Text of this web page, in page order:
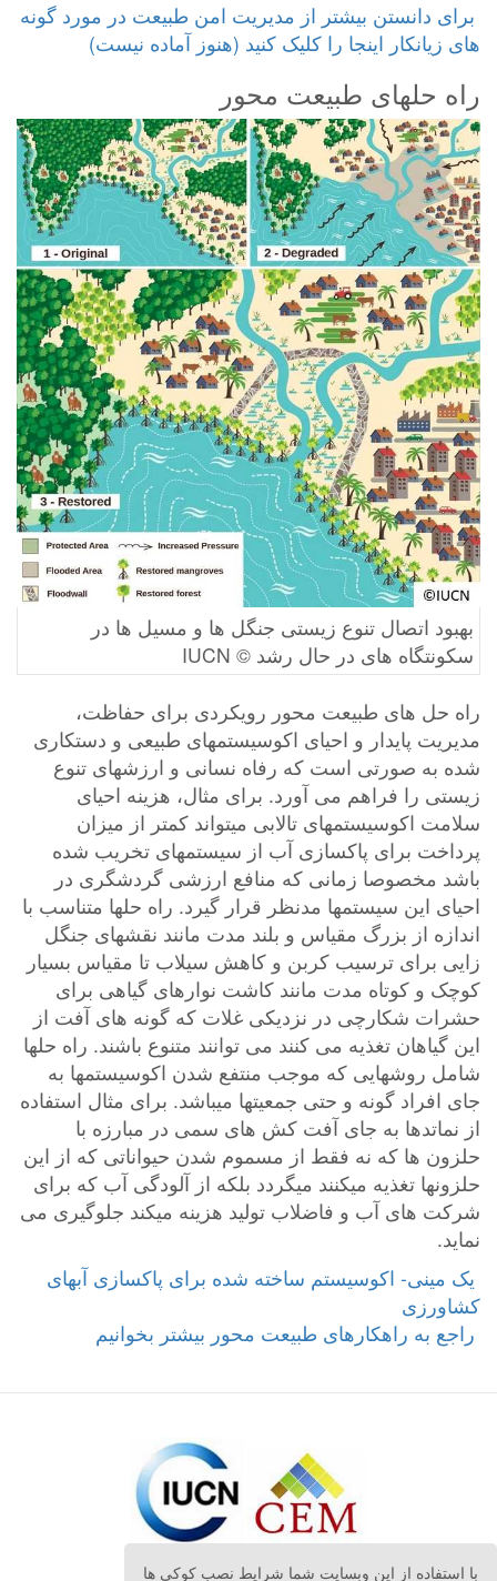
با استفاده از این وبسایت شما شرایط نصب کوکی ها
‎ برای دانستن بیشتر از مدیریت امن طبیعت در مورد گونه
های زیانکار اینجا را کلیک کنید (هنوز آماده نیست)
راه حلهای طبیعت محور
بهبود اتصال تنوع زیستی جنگل ها و مسیل ها در
سکونتگاه های در حال رشد © IUCN
راه حل های طبیعت محور رویکردی برای حفاظت،
مدیریت پایدار و احیای اکوسیستمهای طبیعی و دستکاری
شده به صورتی است که رفاه نسانی و ارزشهای تنوع
زیستی را فراهم می آورد. برای مثال، هزینه احیای
سلامت اکوسیستمهای تالابی میتواند کمتر از میزان
پرداخت برای پاکسازی آب از سیستمهای تخریب شده
باشد مخصوصا زمانی که منافع ارزشی گردشگری در
احیای این سیستمها مدنظر قرار گیرد. راه حلها متناسب با
اندازه از بزرگ مقیاس و بلند مدت مانند نقشهای جنگل
زایی برای ترسیب کربن و کاهش سیلاب تا مقیاس بسیار
کوچک و کوتاه مدت مانند کاشت نوارهای گیاهی برای
حشرات شکارچی در نزدیکی غلات که گونه های آفت از
این گیاهان تغذیه می کنند می توانند متنوع باشند. راه حلها
شامل روشهایی که موجب منتفع شدن اکوسیستمها به
جای افراد گونه و حتی جمعیتها میباشد. برای مثال استفاده
از نماتدها به جای آفت کش های سمی در مبارزه با
حلزون ها که نه فقط از مسموم شدن حیواناتی که از این
حلزونها تغذیه میکنند میگردد بلکه از آلودگی آب که برای
شرکت های آب و فاضلاب تولید هزینه میکند جلوگیری می
نماید.
‎ یک مینی- اکوسیستم ساخته شده برای پاکسازی آبهای
کشاورزی